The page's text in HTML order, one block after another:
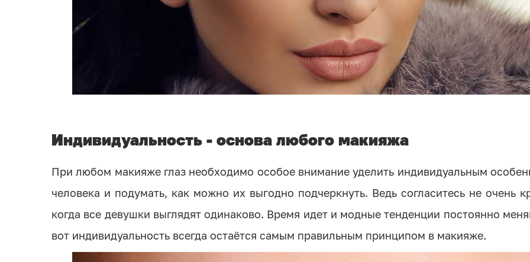
Индивидуальность - основа любого макияжа
При любом макияже глаз необходимо особое внимание уделить индивидуальным
человека и подумать, как можно их выгодно подчеркнуть. Ведь согласитесь не очень
когда все девушки выглядят одинаково. Время идет и модные тенденции постоянно
вот индивидуальность всегда остаётся самым правильным принципом в макияже.